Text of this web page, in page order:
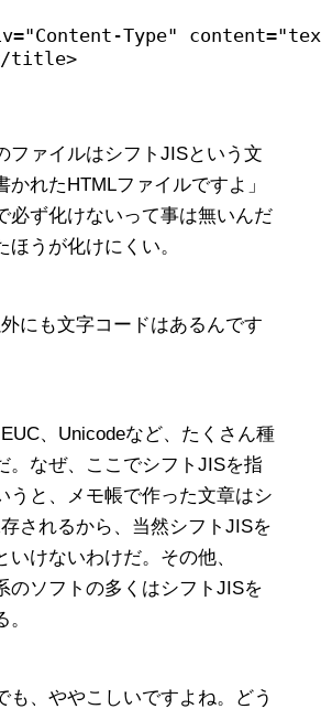
Type"
title>
ファイルはシフトJISという文
かれたHTMLファイルですよ 」
必ず化けないって事は無いんだ
ほうが化けにくい。
にも文字コードはあるんです
、Unicodeなど、たくさん種
。なぜ、ここでシフトJISを指
うと、メモ帳で作った文章はシ
されるから、当然シフトJISを
いけないわけだ。その他、
のソフトの多くはシフトJISを
も、ややこしいですよね。どう